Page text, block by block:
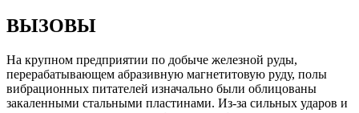
ВЫЗОВЫ
На крупном предприятии по добыче железной руды,
перерабатывающем абразивную магнетитовую руду, полы
вибрационных питателей изначально были облицованы
закаленными стальными пластинами. Из-за сильных ударов и